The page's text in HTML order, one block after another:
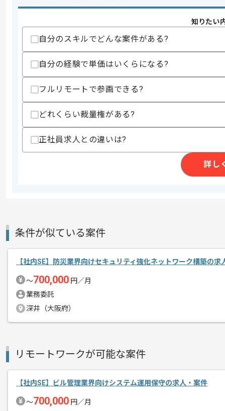
上記に似た経験やスキルをお持ちであれば
その他募集要項
商談回数
1回
エージェントからのコ
民泊や不動産事業等を展開している企
今回は不動産業界向け社内SE案件に携
知りたい
自分のスキルでどんな案件がある?
自分の経験で単価はいくらになる?
フルリモートで参画できる?
どれくらい裁量権がある?
正社員求人との違いは?
詳し
条件が似ている案件
【社内SE】防災業界向けセキュリティ強化ネットワーク構築の求
〜700,000 円／月
業務委託
深井（大阪府）
リモートワークが可能な案件
【社内SE】ビル管理業界向けシステム運用保守の求人・案件
〜700,000 円／月